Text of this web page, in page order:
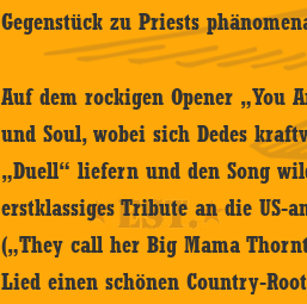
Gegenstück zu Priests
Auf dem rockigen Opener „You
und Soul, wobei sich Dedes
„Duell“ liefern und den Song
erstklassiges Tribute an die US-
(„They call her Big Mama
Lied einen schönen Country-